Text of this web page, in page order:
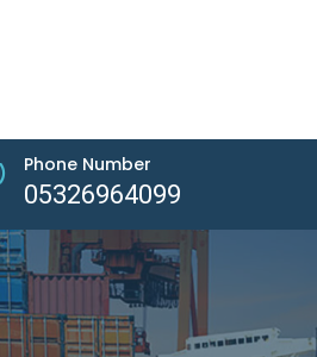
Phone Number
05326964099